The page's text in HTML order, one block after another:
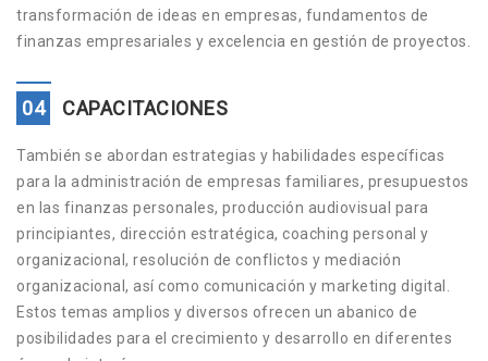
transformación de ideas en empresas, fundamentos de
finanzas empresariales y excelencia en gestión de proyectos.
04 CAPACITACIONES
También se abordan estrategias y habilidades específicas
para la administración de empresas familiares, presupuestos
en las finanzas personales, producción audiovisual para
principiantes, dirección estratégica, coaching personal y
organizacional, resolución de conflictos y mediación
organizacional, así como comunicación y marketing digital.
Estos temas amplios y diversos ofrecen un abanico de
posibilidades para el crecimiento y desarrollo en diferentes